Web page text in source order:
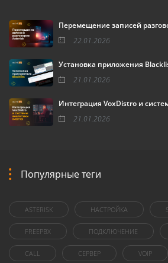
Перемещение записей
22.01.2026
Установка приложения
21.01.2026
Интеграция VoxDistro и
21.01.2026
Популярные теги
ASTERISK НАСТРОЙКА
FREEPBX ПОДКЛЮЧЕНИЕ
CALL СЕРВЕР VOIP